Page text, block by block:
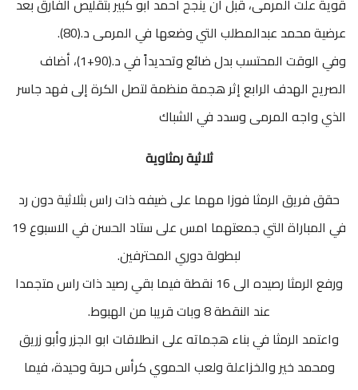
عرضية محمد عبدالمطلب التي وضعها في المرمى د.(80).
وفي الوقت المحتسب بدل ضائع وتحديداً في د.(90+1)، أضاف
الصريح الهدف الرابع إثر هجمة منظمة لتصل الكرة إلى فهد جاسر
الذي واجه المرمى وسدد في الشباك
ثلاثية رمثاوية
حقق فريق الرمثا فوزا مهما على ضيفه ذات راس بثلاثية دون رد
في المباراة التي جمعتهما امس على ستاد الحسن في الاسبوع 19
لبطولة دوري المحترفين.
ورفع الرمثا رصيده الى 16 نقطة فيما بقي رصيد ذات راس متجمدا
عند النقطة 8 وبات قريبا من الهبوط.
واعتمد الرمثا في بناء هجماته على انطلاقات ابو الجزر وأبو زريق
ومحمد خير والخزاعلة ولعب الحموي كرأس حربة وحيدة، فيما